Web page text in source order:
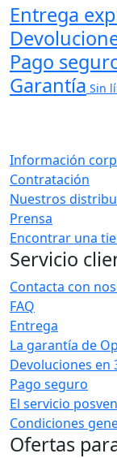
Entrega
Pago
Garantía Sin
Información
Contratación
Nuestros
Prensa
Encontrar una
Servicio
Contacta con
FAQ
Entrega
La garantía de
Devoluciones en
Pago seguro
El servicio
Condiciones
Ofertas